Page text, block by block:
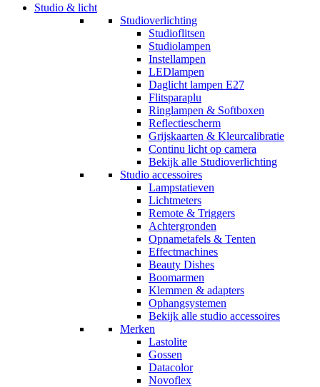
Studio & licht
Studioverlichting
Studioflitsen
Studiolampen
Instellampen
LEDlampen
Daglicht lampen E27
Flitsparaplu
Ringlampen & Softboxen
Reflectiescherm
Grijskaarten & Kleurcalibratie
Continu licht op camera
Bekijk alle Studioverlichting
Studio accessoires
Lampstatieven
Lichtmeters
Remote & Triggers
Achtergronden
Opnametafels & Tenten
Effectmachines
Beauty Dishes
Boomarmen
Klemmen & adapters
Ophangsystemen
Bekijk alle studio accessoires
Merken
Lastolite
Gossen
Datacolor
Novoflex